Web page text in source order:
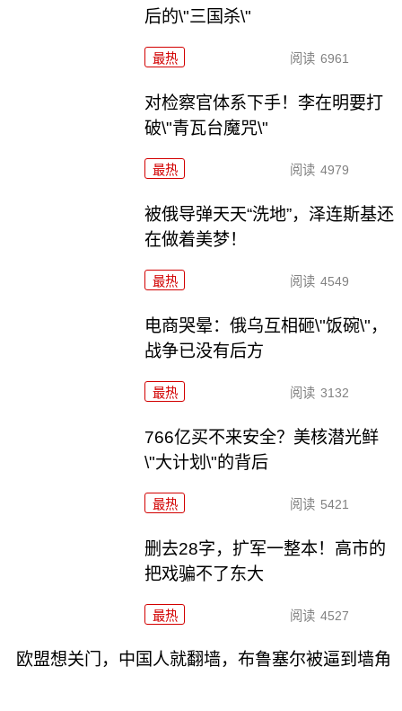
后的\"三国杀\"
最热 阅读 6961
对检察官体系下手！李在明要打
破\"青瓦台魔咒\"
最热 阅读 4979
被俄导弹天天“洗地”，泽连斯基还
在做着美梦！
最热 阅读 4549
电商哭晕：俄乌互相砸\"饭碗\"，
战争已没有后方
最热 阅读 3132
766亿买不来安全？美核潜光鲜
\"大计划\"的背后
最热 阅读 5421
删去28字，扩军一整本！高市的
把戏骗不了东大
最热 阅读 4527
欧盟想关门，中国人就翻墙，布鲁塞尔被逼到墙角